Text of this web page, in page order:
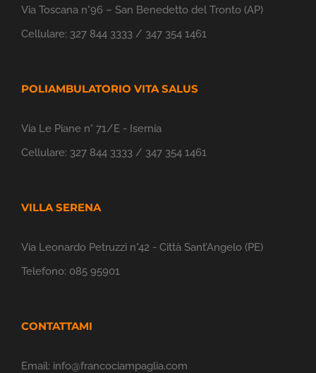
Via Toscana n°96 – San Benedetto del Tronto (AP)
Cellulare: 327 844 3333 / 347 354 1461
POLIAMBULATORIO VITA SALUS
Via Le Piane n° 71/E - Isernia
Cellulare: 327 844 3333 / 347 354 1461
VILLA SERENA
Via Leonardo Petruzzi n°42 - Città Sant’Angelo (PE)
Telefono: 085 95901
CONTATTAMI
Email: info@francociampaglia.com